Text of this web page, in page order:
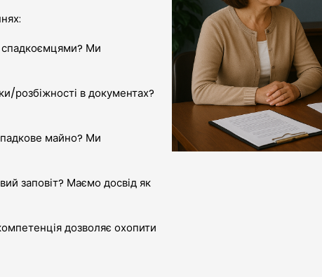
Ми
розбіжності в документах?
майно? Ми
заповіт? Маємо досвід як
дозволяє охопити